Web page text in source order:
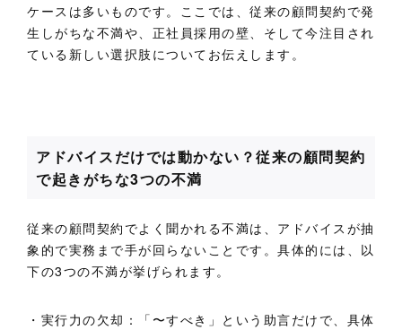
ケースは多いものです。ここでは、従来の顧問契約で発
生しがちな不満や、正社員採用の壁、そして今注目され
ている新しい選択肢についてお伝えします。
アドバイスだけでは動かない？従来の顧問契約
で起きがちな3つの不満
従来の顧問契約でよく聞かれる不満は、アドバイスが抽
象的で実務まで手が回らないことです。具体的には、以
下の3つの不満が挙げられます。
・実行力の欠却：「〜すべき」という助言だけで、具体